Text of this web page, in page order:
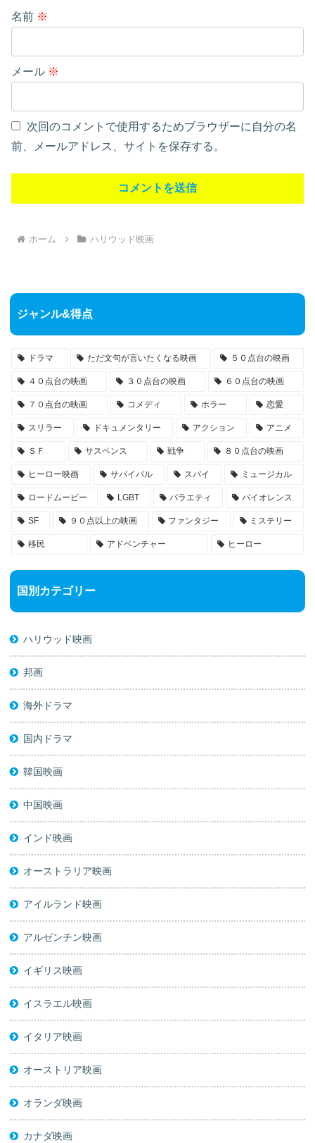
名前 ※
メール ※
次回のコメントで使用するためブラウザーに自分の名
前、メールアドレス、サイトを保存する。
ホーム ハリウッド映画
ジャンル&得点
ドラマ ただ文句が言いたくなる映画 ５０点台の映画
４０点台の映画 ３０点台の映画 ６０点台の映画
７０点台の映画 コメディ ホラー 恋愛
スリラー ドキュメンタリー アクション アニメ
ＳＦ サスペンス 戦争 ８０点台の映画
ヒーロー映画 サバイバル スパイ ミュージカル
ロードムービー LGBT バラエティ バイオレンス
SF ９０点以上の映画 ファンタジー ミステリー
移民 アドベンチャー ヒーロー
国別カテゴリー
ハリウッド映画
邦画
海外ドラマ
国内ドラマ
韓国映画
中国映画
インド映画
オーストラリア映画
アイルランド映画
アルゼンチン映画
イギリス映画
イスラエル映画
イタリア映画
オーストリア映画
オランダ映画
カナダ映画